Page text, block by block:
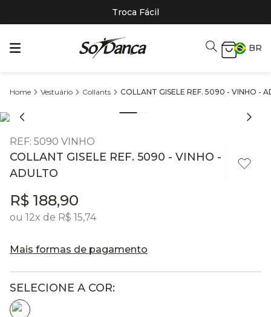
Troca Fácil
BR
Vestuário Collants COLLANT GISELE REF. 5090 - VINHO -
REF: 5090 VINHO
COLLANT GISELE REF. 5090 - VINHO -
ADULTO
R$ 188,90
ou 12x de R$ 15,74
Mais formas de pagamento